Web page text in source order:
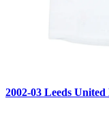
2002-03 Leeds